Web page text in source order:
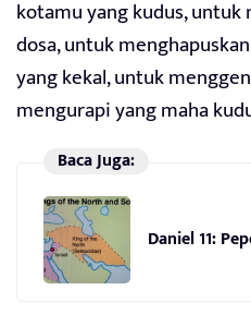
kotamu yang kudus,
dosa, untuk
yang kekal, untuk
mengurapi yang maha
Baca Juga:
Daniel 11: